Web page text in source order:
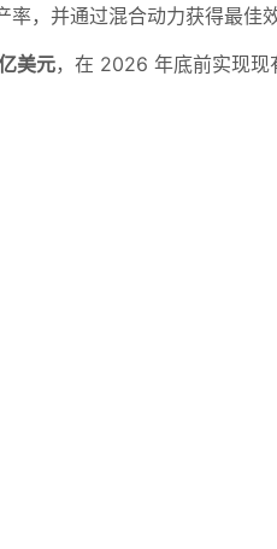
，并通过混合动力获得最
美元，在 2026 年底前实现现